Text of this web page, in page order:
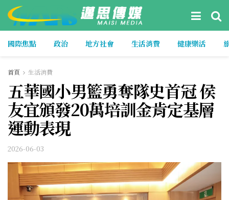
國際焦點 政治 地方社會 生活消費 健康樂活
首頁 生活消費
五華國小男籃勇奪隊史首冠 侯
友宜頒發20萬培訓金肯定基層
運動表現
2026-06-03